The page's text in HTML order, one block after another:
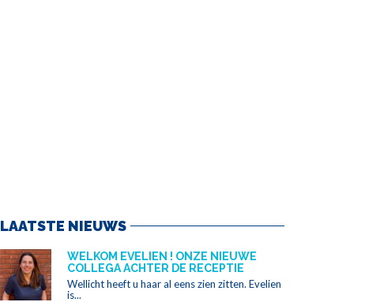
LAATSTE NIEUWS
WELKOM EVELIEN ! ONZE NIEUWE
COLLEGA ACHTER DE RECEPTIE
Wellicht heeft u haar al eens zien zitten. Evelien
is...